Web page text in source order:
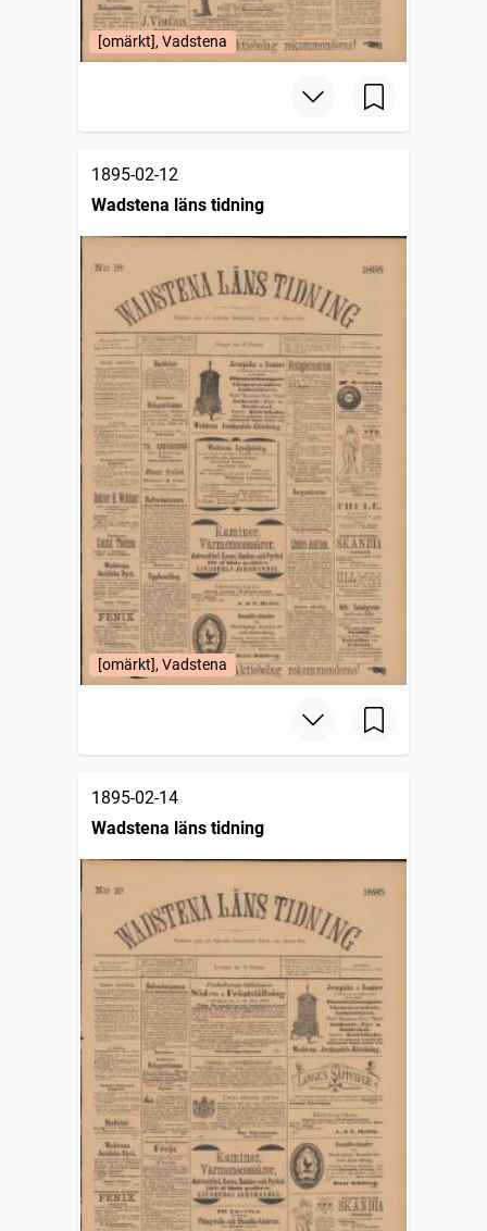
[omärkt], Vadstena
1895-02-12
Wadstena läns tidning
[omärkt], Vadstena
1895-02-14
Wadstena läns tidning